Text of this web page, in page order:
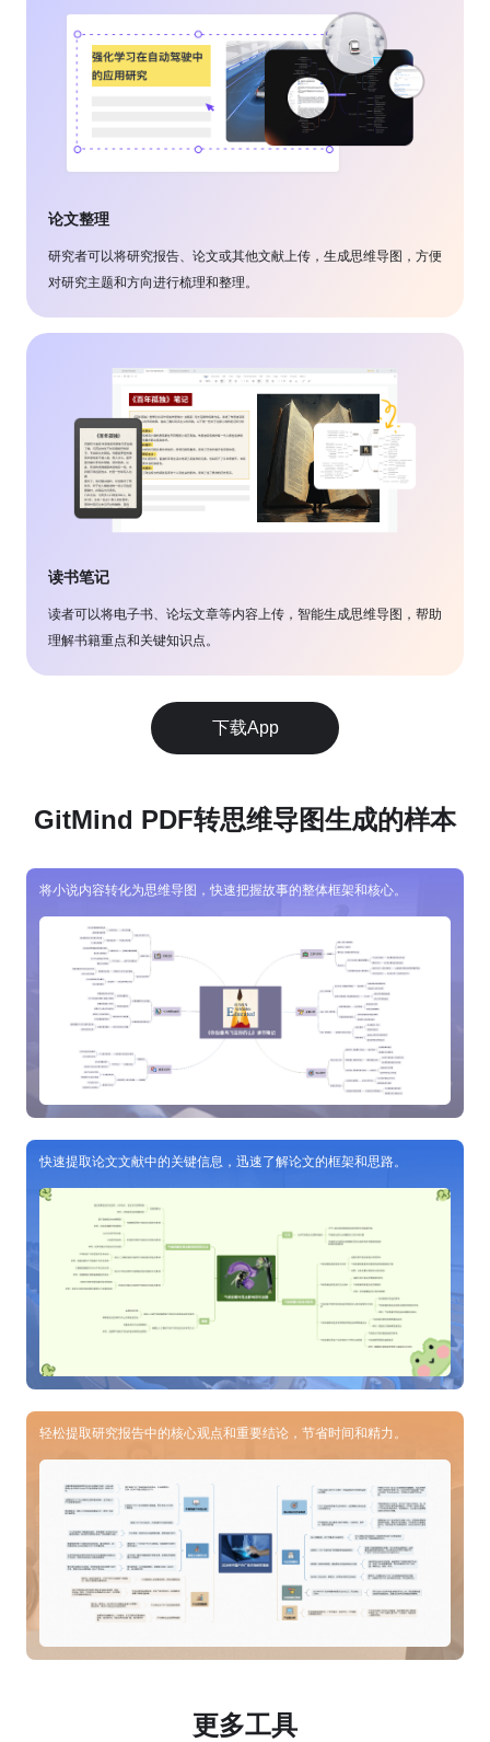
论文整理
研究者可以将研究报告、论文或其他文献上传，生成思维导图，方便
对研究主题和方向进行梳理和整理。
读书笔记
读者可以将电子书、论坛文章等内容上传，智能生成思维导图，帮助
理解书籍重点和关键知识点。
下载App
GitMind PDF转思维导图生成的样本
将小说内容转化为思维导图，快速把握故事的整体框架和核心。
快速提取论文文献中的关键信息，迅速了解论文的框架和思路。
轻松提取研究报告中的核心观点和重要结论，节省时间和精力。
更多工具